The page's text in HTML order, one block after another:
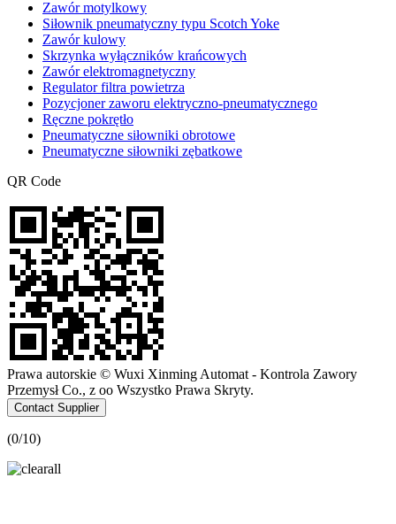
Zawór motylkowy
Siłownik pneumatyczny typu Scotch Yoke
Zawór kulowy
Skrzynka wyłączników krańcowych
Zawór elektromagnetyczny
Regulator filtra powietrza
Pozycjoner zaworu elektryczno-pneumatycznego
Ręczne pokrętło
Pneumatyczne siłowniki obrotowe
Pneumatyczne siłowniki zębatkowe
QR Code
Prawa autorskie © Wuxi Xinming Automat - Kontrola Zawory
Przemysł Co., z oo Wszystko Prawa Skryty.
Contact Supplier
(0/10)